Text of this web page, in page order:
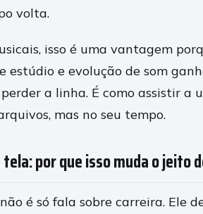
volta.
isso é uma vantagem
estúdio e evolução de som
a linha. É como assistir a
mas no seu tempo.
por que isso muda o jeito
é só fala sobre carreira. Ele